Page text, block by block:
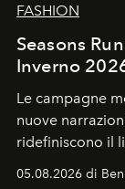
FASHION
Seasons
Inverno
Le campagne
nuove
ridefiniscono il
protagonisti
05.08.2026 di